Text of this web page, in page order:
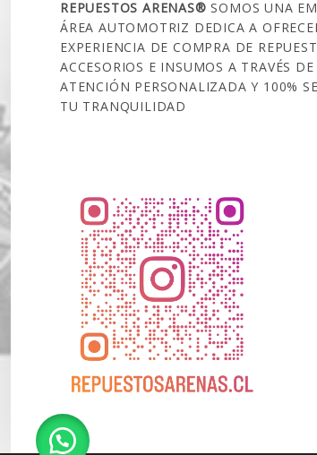
REPUESTOS ARENAS®SOMOS UNA
ÁREA AUTOMOTRIZ DEDICA A
EXPERIENCIA DE COMPRA DE
ACCESORIOS E INSUMOS A TRAVÉS
ATENCIÓN PERSONALIZADA Y 100%
TU TRANQUILIDAD